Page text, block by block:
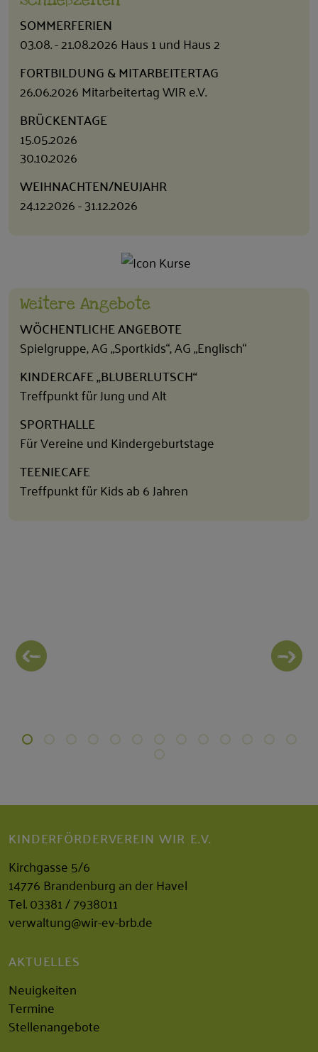
SOMMERFERIEN
03.08. - 21.08.2026 Haus 1 und Haus 2
FORTBILDUNG & MITARBEITERTAG
26.06.2026 Mitarbeitertag WIR e.V.
BRÜCKENTAGE
15.05.2026
30.10.2026
WEIHNACHTEN/NEUJAHR
24.12.2026 - 31.12.2026
Weitere Angebote
WÖCHENTLICHE ANGEBOTE
Spielgruppe, AG „Sportkids“, AG „Englisch“
KINDERCAFE „BLUBERLUTSCH“
Treffpunkt für Jung und Alt
SPORTHALLE
Für Vereine und Kindergeburtstage
TEENIECAFE
Treffpunkt für Kids ab 6 Jahren
KINDERFÖRDERVEREIN WIR E.V.
Kirchgasse 5/6
14776 Brandenburg an der Havel
Tel.03381 / 7938011
verwaltung@wir-ev-brb.de
AKTUELLES
Neuigkeiten
Termine
Stellenangebote